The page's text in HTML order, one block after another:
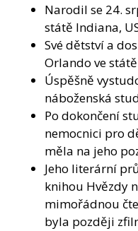
Narodil se 24.
státě Indiana,
Své dětství a
Orlando ve
Úspěšně
náboženská
Po dokončení
nemocnici pro
měla na jeho
Jeho literární
knihou Hvězdy
mimořádnou
byla později